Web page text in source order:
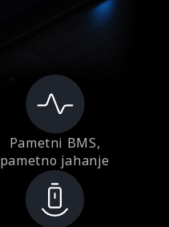
Pametni BMS,
pametno jahanje